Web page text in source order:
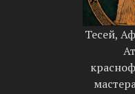
Тесей,